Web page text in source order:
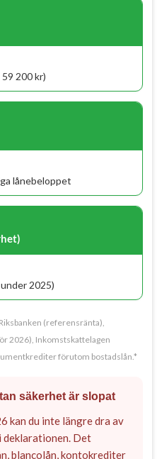
200 kr)
lånebeloppet
2025)
(referensränta),
2026), Inkomstskattelagen
förutom bostadslån.*
säkerhet är slopat
kan du inte längre dra av
deklarationen. Det
blancolån, kontokrediter